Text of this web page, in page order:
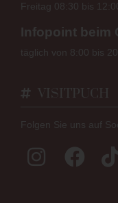
Freitag 08:30 bis
Infopoint beim
täglich von 8:00 bis
VISITPUCH
Folgen Sie uns auf